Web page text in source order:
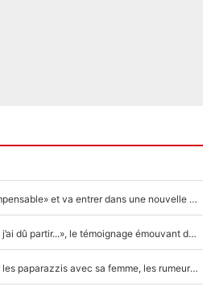
F1 - Alpine signe un accord «impensable» et va entrer dans une nouvelle dimension : Grande nouvelle pour Pierre Gasly !
F1 : « Je lui ai fait un câlin, puis j’ai dû partir...», le témoignage émouvant de Max Verstappen sur sa fille
F1 : Charles Leclerc surpris par les paparazzis avec sa femme, les rumeurs étaient vraies !